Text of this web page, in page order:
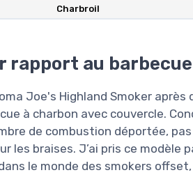
Charbroil
rapport au
Joe's Highland Smoker après
à charbon avec couvercle.
de combustion déportée,
les braises. J’ai pris ce modèle
le monde des smokers